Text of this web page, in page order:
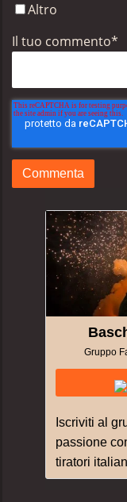
Altro
Il tuo commento*
Gruppo
Iscriviti al
passione
tiratori